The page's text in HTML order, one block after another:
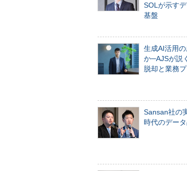
SOLが示す
基盤
生成AI活用
か─AJSが説
脱却と業務
Sansan社の
時代のデー